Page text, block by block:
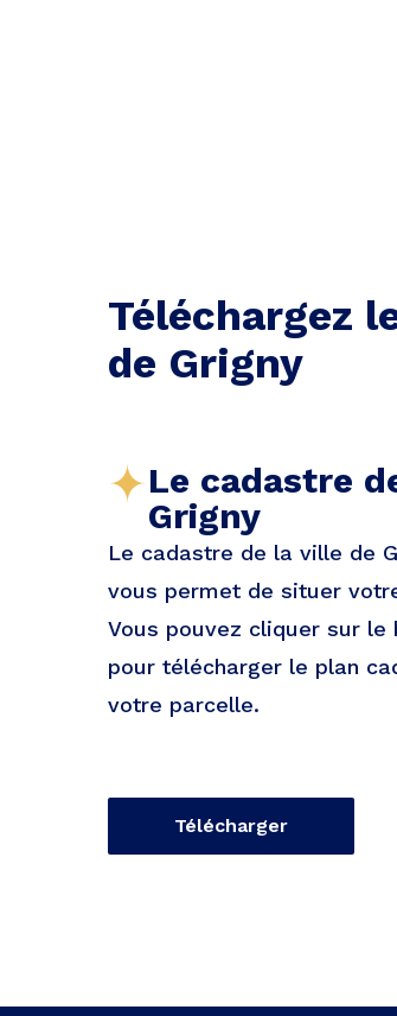
Téléchargez
de Grigny
Le cadastre
Grigny
Le cadastre de la ville de
vous permet de situer
Vous pouvez cliquer sur le
pour télécharger le plan
votre parcelle.
Télécharger